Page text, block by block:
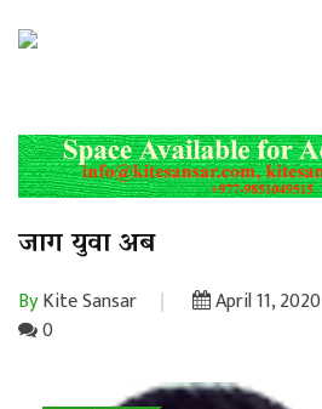
जाग युवा अब
ByKite Sansar April 11, 2020
0